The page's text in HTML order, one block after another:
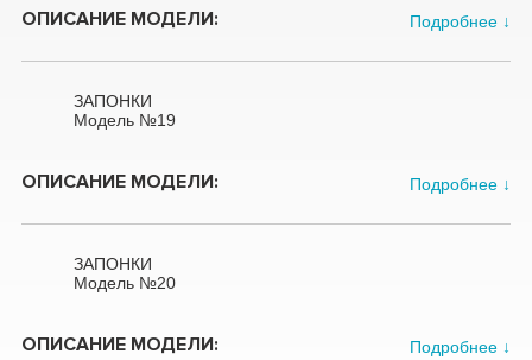
ОПИСАНИЕ МОДЕЛИ: Подробнее ↓
ЗАПОНКИ
Модель №19
ОПИСАНИЕ МОДЕЛИ: Подробнее ↓
ЗАПОНКИ
Модель №20
ОПИСАНИЕ МОДЕЛИ: Подробнее ↓